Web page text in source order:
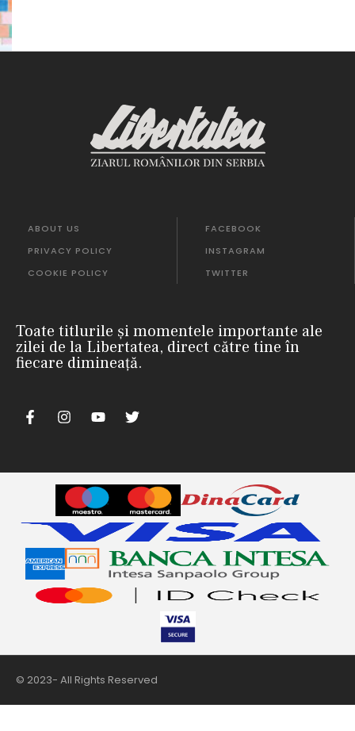
ABOUT US
PRIVACY POLICY
COOKIE POLICY
FACEBOOK
INSTAGRAM
TWITTER
Toate titlurile și momentele importante ale
zilei de la Libertatea, direct către tine în
fiecare dimineață.
© 2023- All Rights Reserved